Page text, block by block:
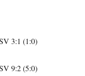
3:1 (1:0)
9:2 (5:0)